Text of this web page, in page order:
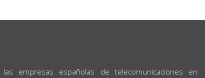
empresas españolas de telecomunicaciones en